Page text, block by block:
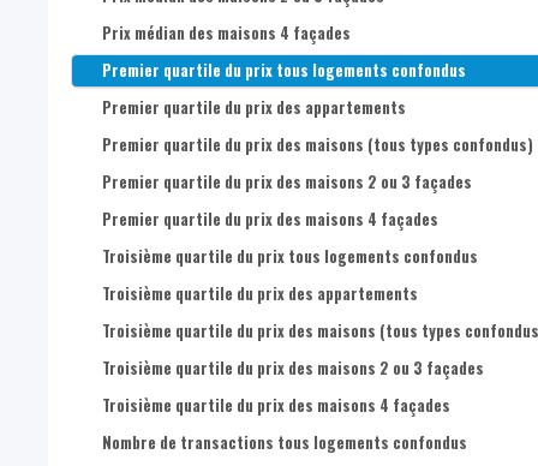
Prix médian des maisons 4 façades
Premier quartile du prix tous logements confondus
Premier quartile du prix des appartements
Premier quartile du prix des maisons (tous types confondus)
Premier quartile du prix des maisons 2 ou 3 façades
Premier quartile du prix des maisons 4 façades
Troisième quartile du prix tous logements confondus
Troisième quartile du prix des appartements
Troisième quartile du prix des maisons (tous types
Troisième quartile du prix des maisons 2 ou 3 façades
Troisième quartile du prix des maisons 4 façades
Nombre de transactions tous logements confondus